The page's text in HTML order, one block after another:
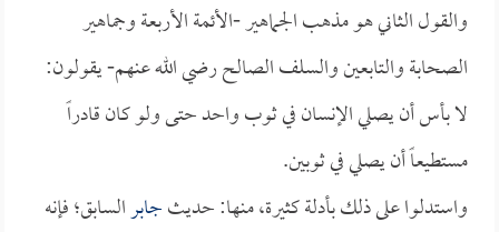
والقول الثاني هو مذهب الجماهير -الأئمة الأربعة وجماهير
الصحابة والتابعين والسلف الصالح رضي الله عنهم- يقولون:
لا بأس أن يصلي الإنسان في ثوب واحد حتى ولو كان قادراً
مستطيعاً أن يصلي في ثوبين.
واستدلوا على ذلك بأدلة كثيرة، منها: حديثجابرالسابق؛ فإنه